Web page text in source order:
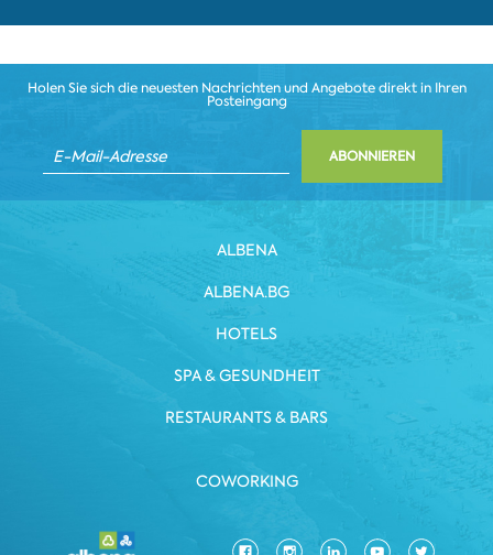
Holen Sie sich die neuesten Nachrichten und Angebote direkt in Ihren
Posteingang
ABONNIEREN
ALBENA
ALBENA.BG
HOTELS
SPA & GESUNDHEIT
RESTAURANTS & BARS
COWORKING